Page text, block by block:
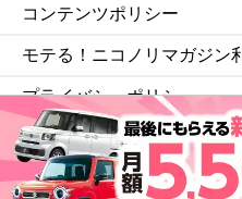
コンテンツポリシー
モテる！ニコノリマガジン
プライバシーポリシー
サイトマップ